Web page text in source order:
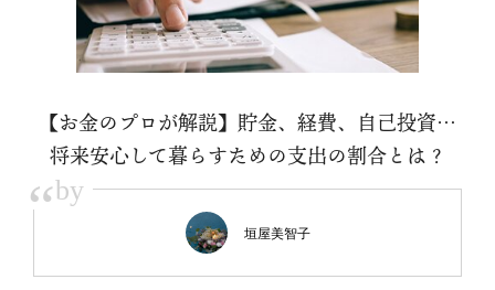
【お金のプロが解説】貯金、経費、自己投資…
将来安心して暮らすための支出の割合とは？
“by
垣屋美智子